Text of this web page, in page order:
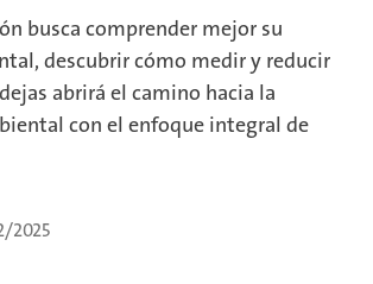
busca comprender mejor su
descubrir cómo medir y reducir
abrirá el camino hacia la
con el enfoque integral de
2025